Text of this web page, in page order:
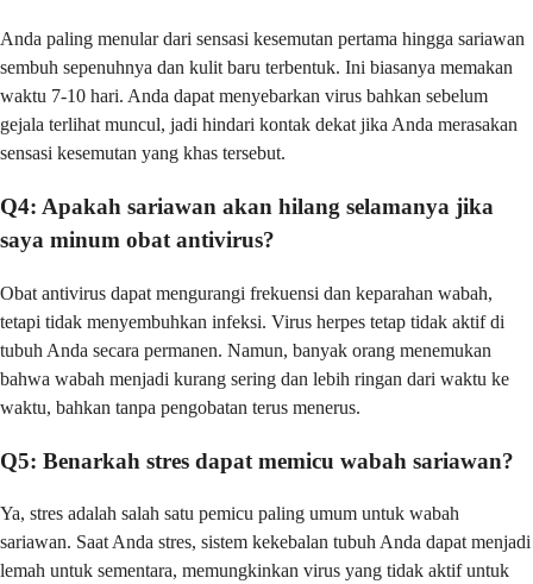
Anda paling menular dari sensasi kesemutan pertama hingga sariawan
sembuh sepenuhnya dan kulit baru terbentuk. Ini biasanya memakan
waktu 7-10 hari. Anda dapat menyebarkan virus bahkan sebelum
gejala terlihat muncul, jadi hindari kontak dekat jika Anda merasakan
sensasi kesemutan yang khas tersebut.
Q4: Apakah sariawan akan hilang selamanya jika
saya minum obat antivirus?
Obat antivirus dapat mengurangi frekuensi dan keparahan wabah,
tetapi tidak menyembuhkan infeksi. Virus herpes tetap tidak aktif di
tubuh Anda secara permanen. Namun, banyak orang menemukan
bahwa wabah menjadi kurang sering dan lebih ringan dari waktu ke
waktu, bahkan tanpa pengobatan terus menerus.
Q5: Benarkah stres dapat memicu wabah sariawan?
Ya, stres adalah salah satu pemicu paling umum untuk wabah
sariawan. Saat Anda stres, sistem kekebalan tubuh Anda dapat menjadi
lemah untuk sementara, memungkinkan virus yang tidak aktif untuk